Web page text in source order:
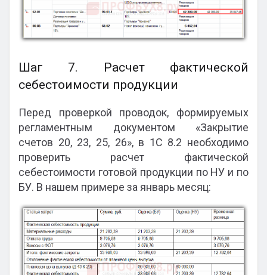
Шаг 7. Расчет фактической
себестоимости продукции
Перед проверкой проводок, формируемых
регламентным документом «Закрытие
счетов 20, 23, 25, 26», в 1С 8.2 необходимо
проверить расчет фактической
себестоимости готовой продукции по НУ и по
БУ. В нашем примере за январь месяц: